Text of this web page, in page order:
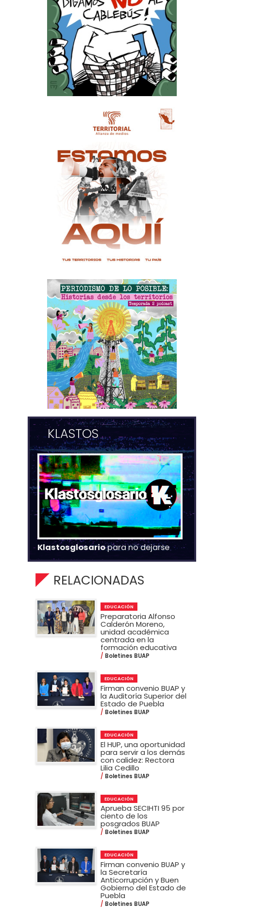
KLASTOS
Klastosglosariopara no dejarse
RELACIONADAS
EDUCACIÓN
Preparatoria Alfonso
Calderón Moreno,
unidad académica
centrada en la
formación educativa
Boletines BUAP
EDUCACIÓN
Firman convenio BUAP y
la Auditoría Superior del
Estado de Puebla
Boletines BUAP
EDUCACIÓN
El HUP, una oportunidad
para servir a los demás
con calidez: Rectora
Lilia Cedillo
Boletines BUAP
EDUCACIÓN
Aprueba SECIHTI 95 por
ciento de los
posgrados BUAP
Boletines BUAP
EDUCACIÓN
Firman convenio BUAP y
la Secretaría
Anticorrupción y Buen
Gobierno del Estado de
Puebla
Boletines BUAP